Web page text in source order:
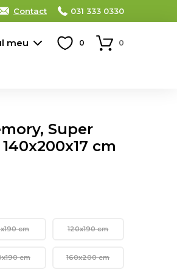
Contact 031 333 0330
meu 0 0
Super
cm
cm 120x190 cm
cm 160x200 cm